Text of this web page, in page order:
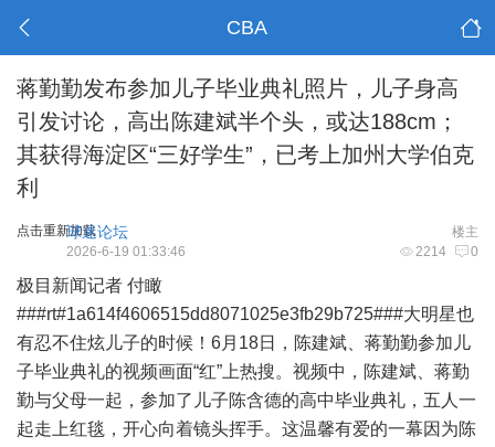
CBA
蒋勤勤发布参加儿子毕业典礼照片，儿子身高
引发讨论，高出陈建斌半个头，或达188cm；
其获得海淀区“三好学生”，已考上加州大学伯克
利
点击重新加载 楼主
球迷论坛
2214 0
2026-6-19 01:33:46
极目新闻记者 付瞰
###rt#1a614f4606515dd8071025e3fb29b725###大明星也
有忍不住炫儿子的时候！6月18日，陈建斌、蒋勤勤参加儿
子毕业典礼的视频画面“红”上热搜。视频中，陈建斌、蒋勤
勤与父母一起，参加了儿子陈含德的高中毕业典礼，五人一
起走上红毯，开心向着镜头挥手。这温馨有爱的一幕因为陈